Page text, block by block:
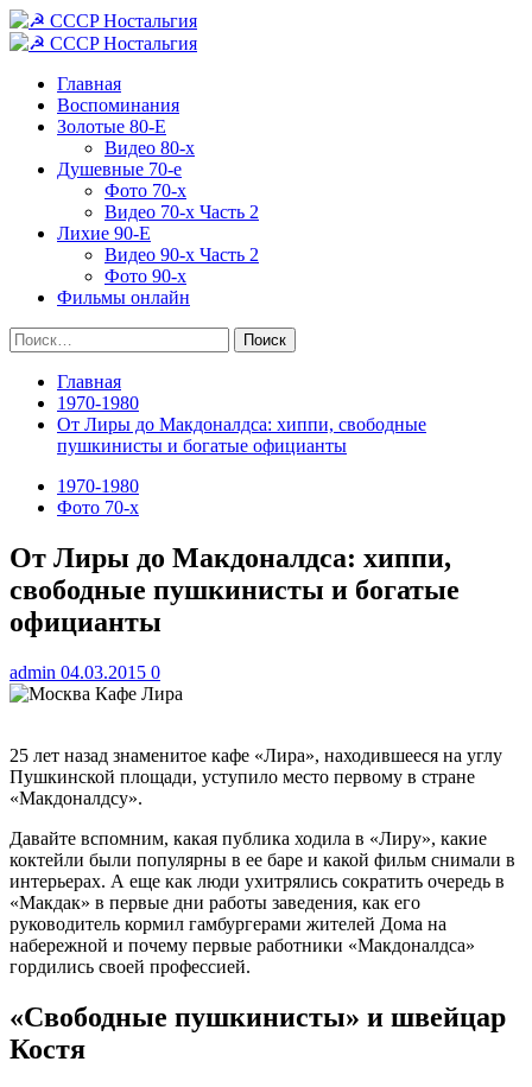
Перейти
к
Основное
Главная
Воспоминания
Золотые 80-Е
Видео 80-х
Душевные 70-е
Фото 70-х
Видео 70-х Часть 2
Лихие 90-Е
Видео 90-х Часть 2
Фото 90-х
Фильмы онлайн
Найти:
Главная
1970-1980
От Лиры до Макдоналдса: хиппи, свободные
пушкинисты и богатые официанты
1970-1980
Фото 70-х
От Лиры до Макдоналдса: хиппи,
свободные пушкинисты и богатые
официанты
admin 04.03.2015 0
25 лет назад знаменитое кафе «Лира», находившееся на углу
Пушкинской площади, уступило место первому в стране
«Макдоналдсу».
Давайте вспомним, какая публика ходила в «Лиру», какие
коктейли были популярны в ее баре и какой фильм снимали в
интерьерах. А еще как люди ухитрялись сократить очередь в
«Макдак» в первые дни работы заведения, как его
руководитель кормил гамбургерами жителей Дома на
набережной и почему первые работники «Макдоналдса»
гордились своей профессией.
«Свободные пушкинисты» и швейцар
Костя